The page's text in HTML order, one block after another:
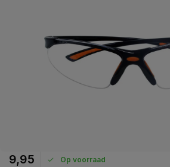
9,95 Op voorraad